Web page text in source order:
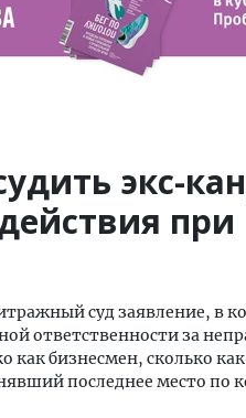
экс-
при
суд заявление, в
ответственности за
как бизнесмен, сколько
последнее место по